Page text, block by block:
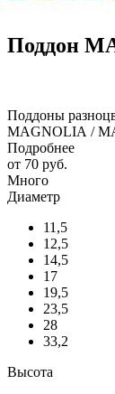
Поддон
Поддоны
MAGNOLIА /
Подробнее
от 70 руб.
Много
Диаметр
11,5
12,5
14,5
17
19,5
23,5
28
33,2
Высота